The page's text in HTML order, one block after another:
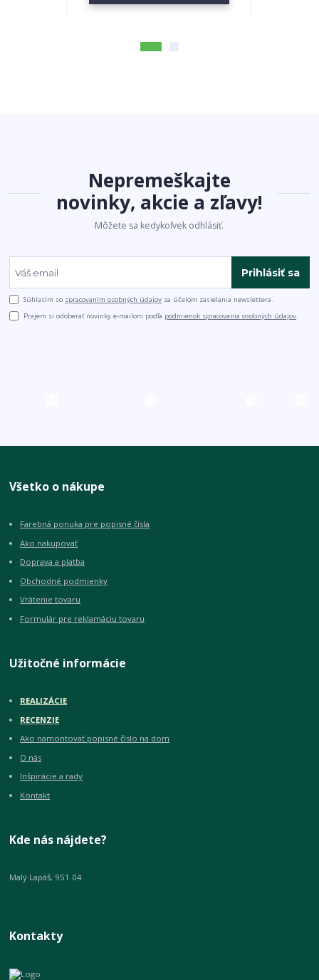
Nepremeškajte
novinky, akcie a zľavy!
Môžete sa kedykoľvek odhlásiť.
Prihlásiť sa
Súhlasím so spracovaním osobných údajov za účelom zasielania newslettera.
Prajem si odoberať novinky e-mailom podľa podmienok spracovania osobných údajov.
Všetko o nákupe
Farebná ponuka pre popisné čísla
Ako nakupovať
Doprava a platba
Obchodné podmienky
Vrátenie tovaru
Formulár pre reklamáciu tovaru
Užitočné informácie
REALIZÁCIE
RECENZIE
Ako namontovať popisné číslo na dom
O nás
Inšpirácie a rady
Kontakt
Kde nás nájdete?
Malý Lapáš, 951 04
Kontakty